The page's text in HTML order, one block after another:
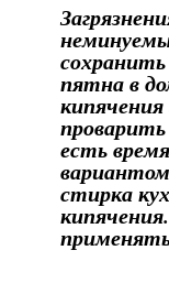
пятна в
проварить
есть
стирка
применять